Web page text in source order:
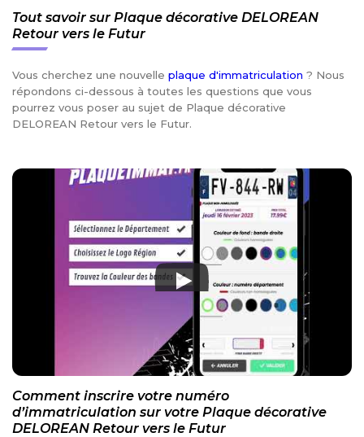
Tout savoir sur Plaque décorative DELOREAN
Retour vers le Futur
Vous cherchez une nouvelle plaque d'immatriculation ? Nous
répondons ci-dessous à toutes les questions que vous
pourrez vous poser au sujet de Plaque décorative
DELOREAN Retour vers le Futur.
Comment inscrire votre numéro
d’immatriculation sur votre Plaque décorative
DELOREAN Retour vers le Futur